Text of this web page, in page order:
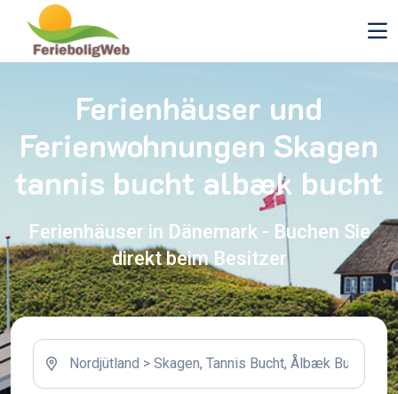
Ferienhäuser und
Ferienwohnungen Skagen
tannis bucht albæk bucht
Ferienhäuser in Dänemark - Buchen Sie
direkt beim Besitzer